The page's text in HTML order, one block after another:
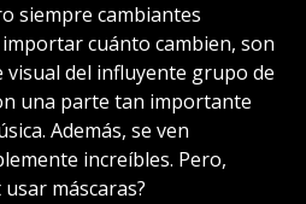
siempre cambiantes
cuánto cambien, son
del influyente grupo de
una parte tan importante
Además, se ven
increíbles. Pero,
máscaras?